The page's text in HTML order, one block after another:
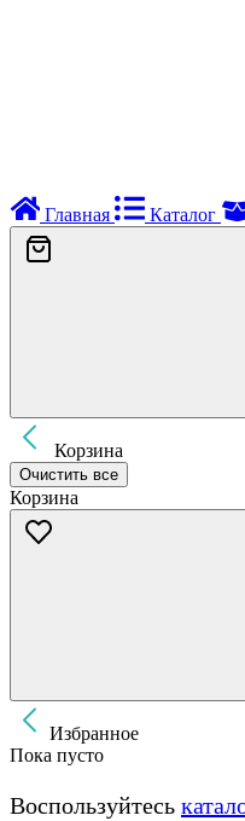
Главная Каталог
Корзина
Очистить все
Корзина
Избранное
Пока пусто
Воспользуйтесь